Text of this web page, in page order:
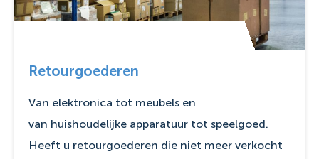
Retourgoederen
Van elektronica tot meubels en
van huishoudelijke apparatuur tot speelgoed.
Heeft u retourgoederen die niet meer verkocht